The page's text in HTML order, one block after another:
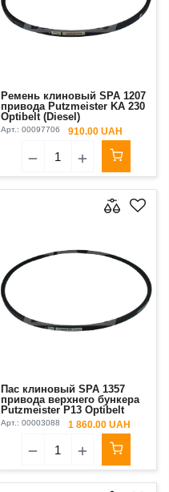
Ремень клиновый SPA 1207
привода Putzmeister KA 230
Optibelt (Diesel)
Арт.: 00097706 910.00 UAH
Пас клиновый SPA 1357
привода верхнего бункера
Putzmeister P13 Optibelt
Арт.: 00003088 1 860.00 UAH